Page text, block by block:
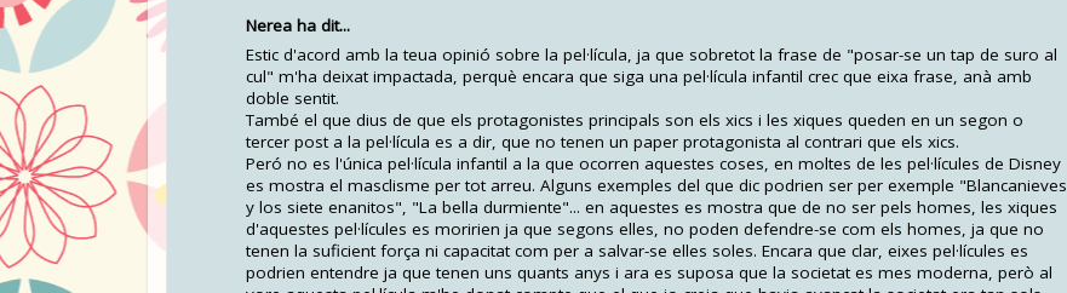
Nerea ha dit...
Estic d'acord amb la teua opinió sobre la pel·lícula, ja que sobretot la frase de "posar-se un tap de suro al
cul" m'ha deixat impactada, perquè encara que siga una pel·lícula infantil crec que eixa frase, anà amb
doble sentit.
També el que dius de que els protagonistes principals son els xics i les xiques queden en un segon o
tercer post a la pel·lícula es a dir, que no tenen un paper protagonista al contrari que els xics.
Peró no es l'única pel·lícula infantil a la que ocorren aquestes coses, en moltes de les pel·lícules de Disney
es mostra el masclisme per tot arreu. Alguns exemples del que dic podrien ser per exemple "Blancanieves
y los siete enanitos", "La bella durmiente"... en aquestes es mostra que de no ser pels homes, les xiques
d'aquestes pel·lícules es moririen ja que segons elles, no poden defendre-se com els homes, ja que no
tenen la suficient força ni capacitat com per a salvar-se elles soles. Encara que clar, eixes pel·lícules es
podrien entendre ja que tenen uns quants anys i ara es suposa que la societat es mes moderna, però al